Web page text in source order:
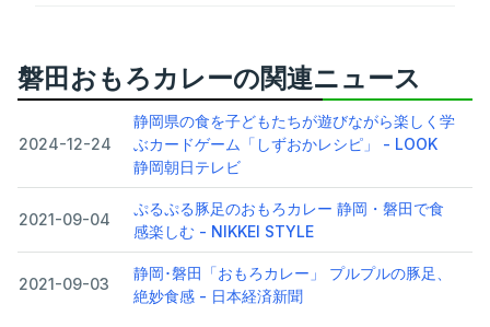
磐田おもろカレーの関連ニュース
2024-12-24
静岡県の食を子どもたちが遊びながら楽しく学
ぶカードゲーム「しずおかレシピ」 - LOOK
静岡朝日テレビ
2021-09-04
ぷるぷる豚足のおもろカレー 静岡・磐田で食
感楽しむ - NIKKEI STYLE
2021-09-03
静岡･磐田「おもろカレー」 プルプルの豚足、
絶妙食感 - 日本経済新聞